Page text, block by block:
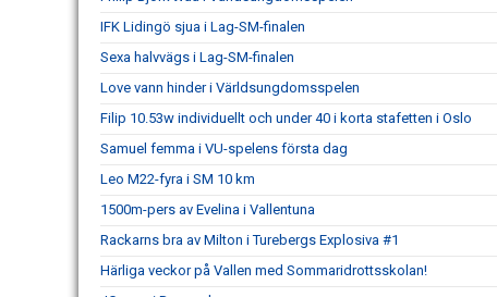
IFK Lidingö sjua i Lag-SM-finalen
Sexa halvvägs i Lag-SM-finalen
Love vann hinder i Världsungdomsspelen
Filip 10.53w individuellt och under 40 i korta stafetten i Oslo
Samuel femma i VU-spelens första dag
Leo M22-fyra i SM 10 km
1500m-pers av Evelina i Vallentuna
Rackarns bra av Milton i Turebergs Explosiva #1
Härliga veckor på Vallen med Sommaridrottsskolan!